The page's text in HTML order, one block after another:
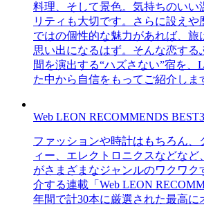
料理、そして景色。気持ちのいい
リティも大切です。さらに設えや
ではの個性的な魅力があれば、旅
思い出になるはず。そんな恋する
間を演出する“ハズさない”宿を、
た中から自信をもってご紹介しま
Web LEON RECOMMENDS
ファッションや時計はもちろん、
ィー、エレクトロニクスなどなど
がさまざまなジャンルのワクワク
介する連載「Web LEON
年間で計30本に厳選された最高に